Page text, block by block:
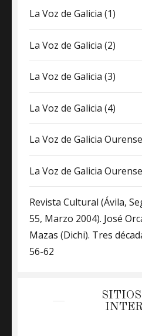
La Voz de Galicia (1)
La Voz de Galicia (2)
La Voz de Galicia (3)
La Voz de Galicia (4)
La Voz de Galicia
La Voz de Galicia
Revista Cultural (Ávila,
55, Marzo 2004). José
Mazas (Dichi). Tres
56-62